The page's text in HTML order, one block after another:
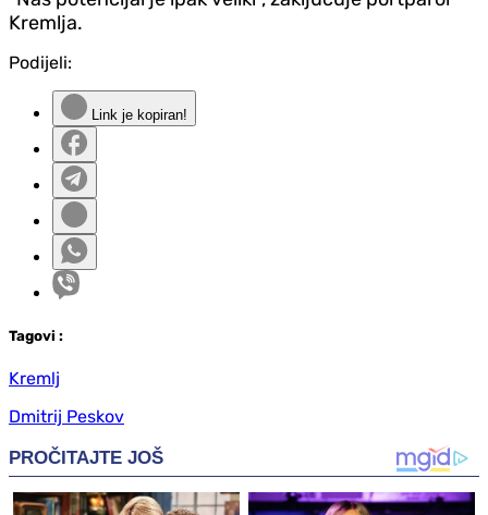
Kremlja.
Podijeli:
Link je kopiran!
Tagovi :
Kremlj
Dmitrij Peskov